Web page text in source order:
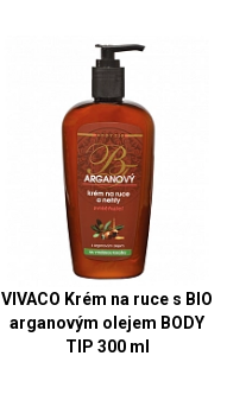
VIVACO Krém na ruce s BIO
arganovým olejem BODY
TIP 300 ml